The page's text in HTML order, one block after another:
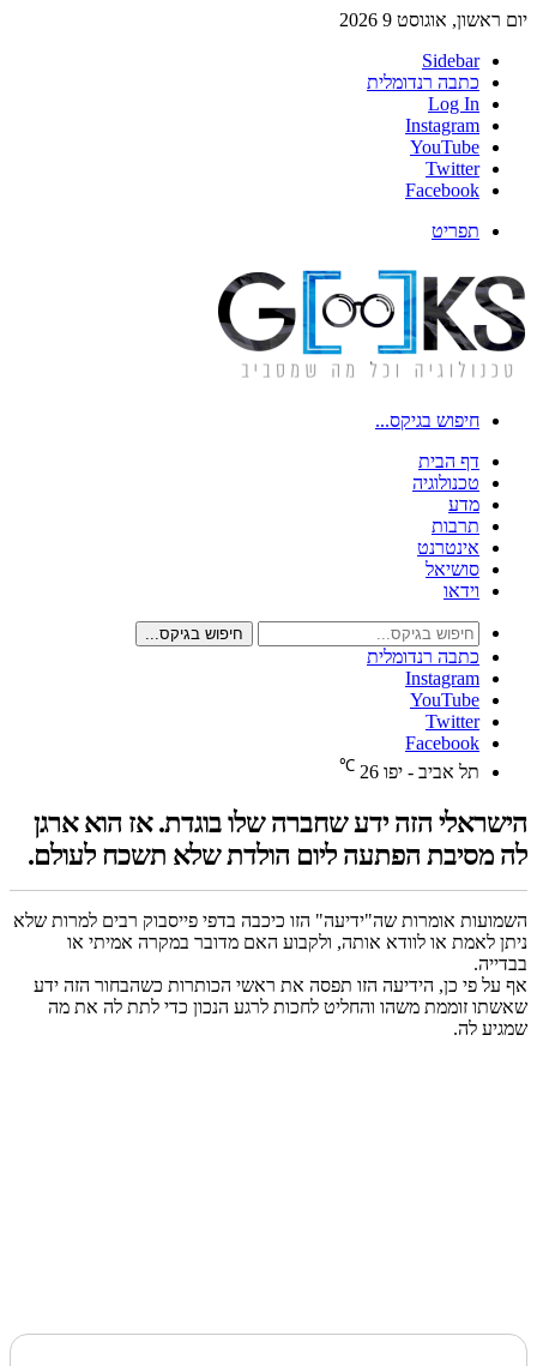
אוגוסט 9 2026
Sidebar
כתבה רנדומלית
Log In
Instagram
YouTube
Twitter
Facebook
תפריט
חיפוש בגיקס...
דף הבית
טכנולוגיה
תרבות
אינטרנט
סושיאל
וידאו
חיפוש בגיקס...
כתבה רנדומלית
Instagram
YouTube
Twitter
Facebook
תל אביב - יפו 26
℃
הזה ידע שחברה שלו בוגדת. אז הוא ארגן
הפתעה ליום הולדת שלא תשכח לעולם.
אומרות שה"ידיעה" הזו כיכבה בדפי פייסבוק רבים למרות שלא
או לוודא אותה, ולקבוע האם מדובר במקרה אמיתי או
פי כן, הידיעה הזו תפסה את ראשי הכותרות כשהבחור הזה ידע
זוממת משהו והחליט לחכות לרגע הנכון כדי לתת לה את מה
לה.